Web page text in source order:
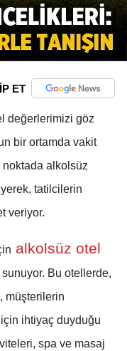
ET
değerlerimizi göz
bir ortamda vakit
alkolsüz
tatilcilerin
veriyor.
alkolsüz otel
Bu otellerde,
müşterilerin
ihtiyaç duyduğu
spa ve masaj